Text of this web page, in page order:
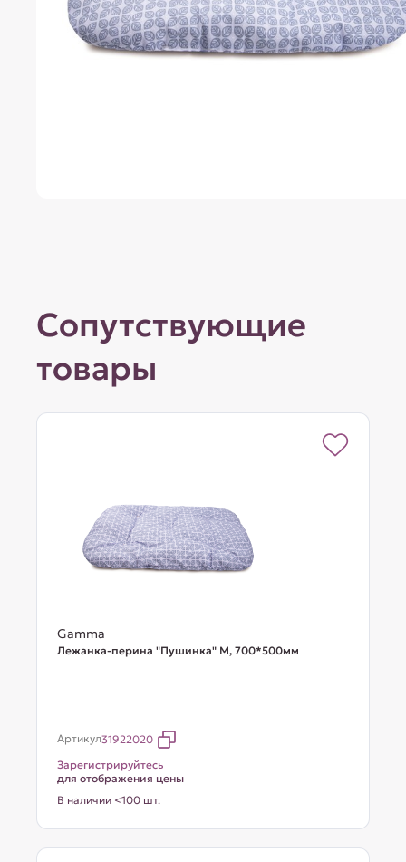
Сопутствующие
товары
Gamma
Лежанка-перина "Пушинка" M, 700*500мм
Артикул31922020
Зарегистрируйтесь
для отображения цены
В наличии <100 шт.